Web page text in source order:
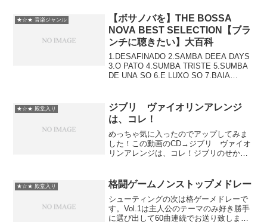
★☆★ 音楽ジャンル
【ボサノバを】THE BOSSA
NOVA BEST SELECTION【ブラ
ンチに聴きたい】大百科
1.DESAFINADO 2.SAMBA DEEA DAYS
3.O PATO 4.SUMBA TRISTE 5.SUMBA
DE UNA SO 6.E LUXO SO 7.BAIA
★☆★ 殿堂入り
ジブリ ヴァイオリンアレンジ
は、コレ！
めっちゃ気に入ったのでアップしてみま
した！この動画のCD→ジブリ ヴァイオ
リンアレンジは、コレ！ジブリのせかい~
げランキング : 39913Amazonで詳...
★☆★ 殿堂入り 格闘ゲームノンストップメドレー
シューティングの次は格ゲーメドレーで
す。Vol.1は主人公のテーマのみ好き勝手
に選び出して60曲連続でお送り致しま